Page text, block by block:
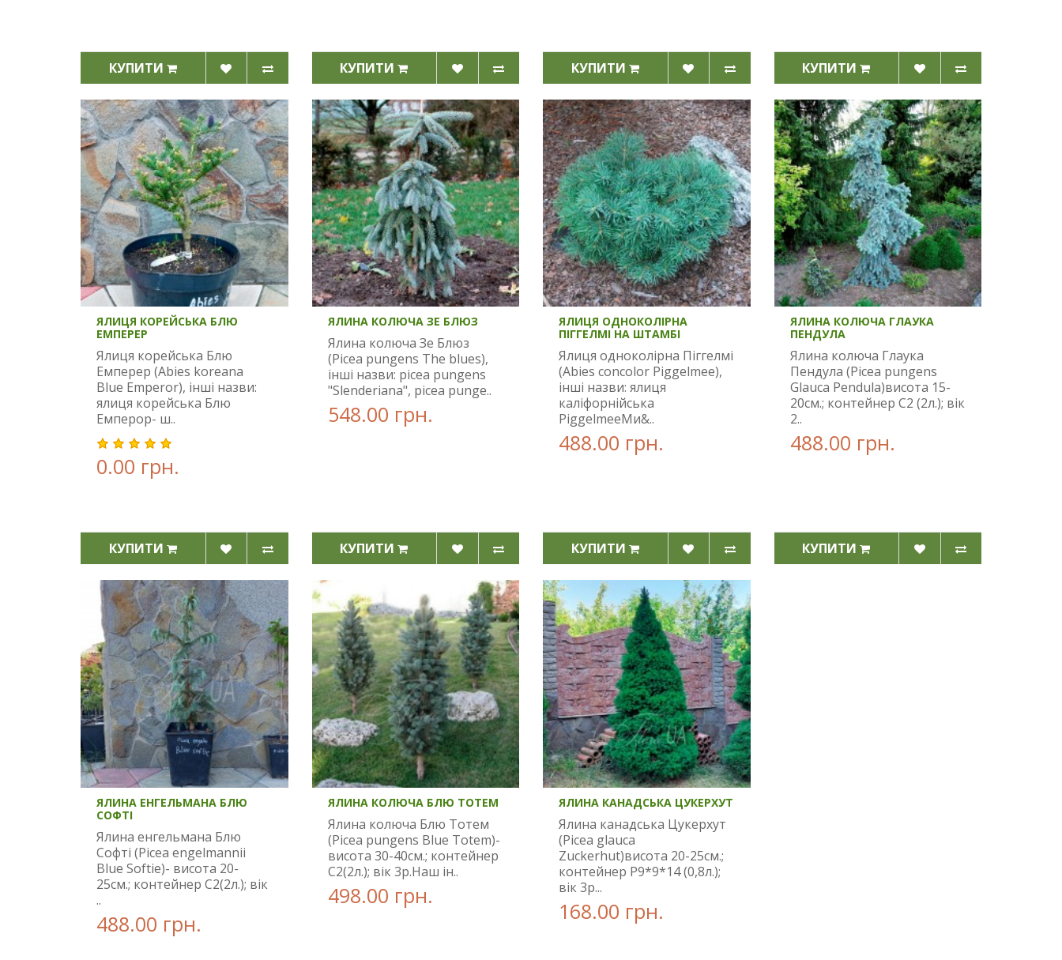
КУПИТИ КУПИТИ КУПИТИ КУПИТИ
ЯЛИЦЯ КОРЕЙСЬКА БЛЮ
ЕМПЕРЕР
Ялиця корейська Блю
Емперер (Abies koreana
Blue Emperor), інші назви:
ялиця корейська Блю
Емперор- ш..
0.00 грн.
КУПИТИ
ЯЛИНА КОЛЮЧА ЗЕ БЛЮЗ
Ялина колюча Зе Блюз
(Picea pungens The blues),
інші назви: picea pungens
"Slenderiana", picea punge..
548.00 грн.
КУПИТИ
ЯЛИЦЯ ОДНОКОЛІРНА
ПІГГЕЛМІ НА ШТАМБІ
Ялиця одноколірна Піггелмі
(Abies concolor Piggelmee),
інші назви: ялиця
каліфорнійська
PiggelmeeМи&..
488.00 грн.
КУПИТИ
ЯЛИНА КОЛЮЧА ГЛАУКА
ПЕНДУЛА
Ялина колюча Глаука
Пендула (Picea pungens
Glauca Pendula)висота 15-
20см.; контейнер С2 (2л.); вік
2..
488.00 грн.
КУПИТИ
ЯЛИНА ЕНГЕЛЬМАНА БЛЮ
СОФТІ
Ялина енгельмана Блю
Софті (Picea engelmannii
Blue Softie)- висота 20-
25см.; контейнер С2(2л.); вік
..
488.00 грн.
ЯЛИНА КОЛЮЧА БЛЮ ТОТЕМ
Ялина колюча Блю Тотем
(Picea pungens Blue Totem)-
висота 30-40см.; контейнер
С2(2л.); вік 3р.Наш ін..
498.00 грн.
ЯЛИНА КАНАДСЬКА ЦУКЕРХУТ
Ялина канадська Цукерхут
(Picea glauca
Zuckerhut)висота 20-25см.;
контейнер Р9*9*14 (0,8л.);
вік 3р...
168.00 грн.